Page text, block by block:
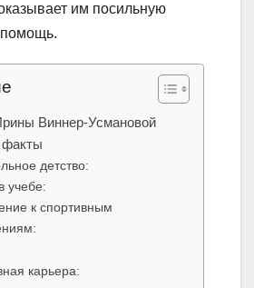
им посильную
Виннер-Усмановой
детство:
учебе:
к спортивным
карьера: